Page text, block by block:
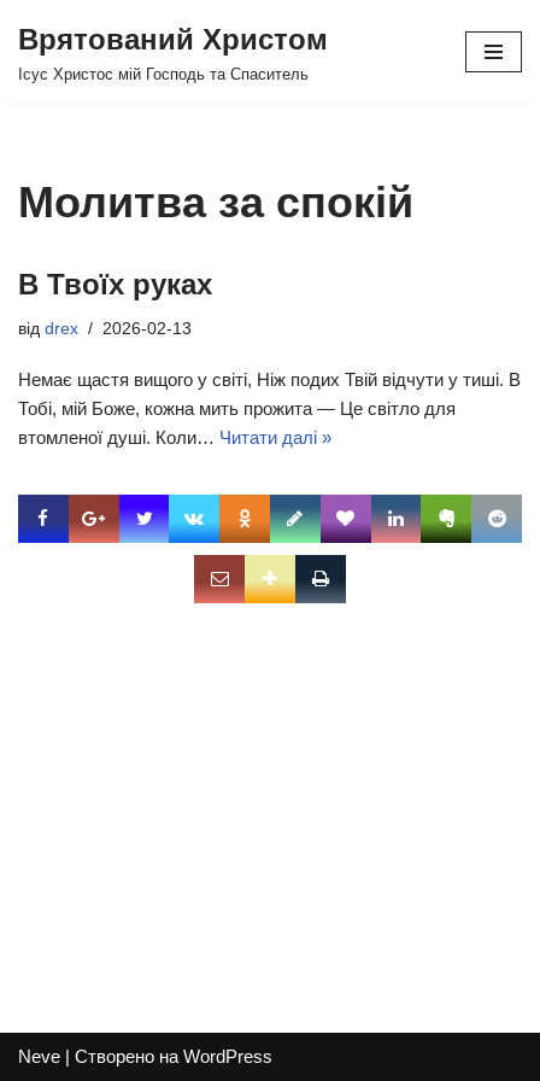
Перейти
Врятований Христом
Ісус Христос мій Господь та Спаситель
Молитва за спокій
В Твоїх руках
від drex 2026-02-13
Немає щастя вищого у світі, Ніж подих Твій відчути у тиші. В
Тобі, мій Боже, кожна мить прожита — Це світло для
втомленої душі. Коли… Читати далі »
Neve | Створено на WordPress